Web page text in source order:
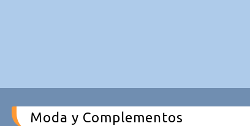
Moda y Complementos